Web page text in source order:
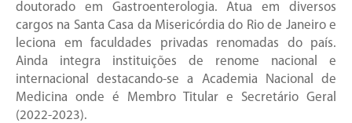
doutorado em Gastroenterologia. Atua em diversos
cargos na Santa Casa da Misericórdia do Rio de Janeiro e
leciona em faculdades privadas renomadas do país.
Ainda integra instituições de renome nacional e
internacional destacando-se a Academia Nacional de
Medicina onde é Membro Titular e Secretário Geral
(2022-2023).